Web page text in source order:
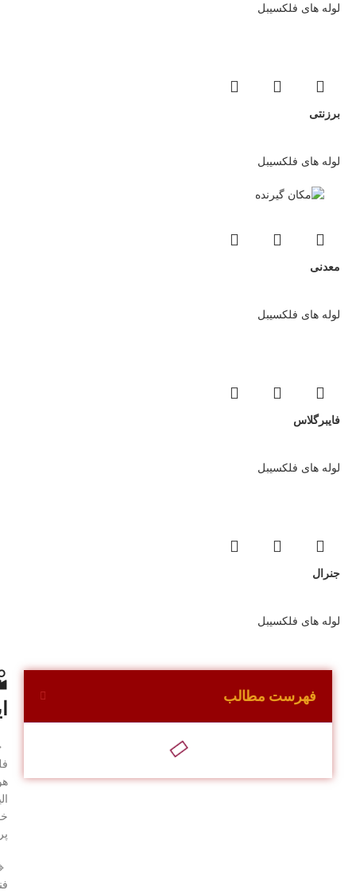
لوله های فلکسیبل
برزنتی
لوله های فلکسیبل
معدنی
لوله های فلکسیبل
فایبرگلاس
لوله های فلکسیبل
جنرال
لوله های فلکسیبل
فهرست مطالب